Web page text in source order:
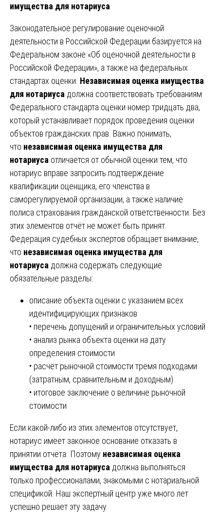
имущества для нотариуса
Законодательное регулирование оценочной
деятельности в Российской Федерации базируется на
Федеральном законе «Об оценочной деятельности в
Российской Федерации», а также на федеральных
стандартах оценки. Независимая оценка имущества
для нотариуса должна соответствовать требованиям
Федерального стандарта оценки номер тридцать два,
который устанавливает порядок проведения оценки
объектов гражданских прав. Важно понимать,
что независимая оценка имущества для
нотариуса отличается от обычной оценки тем, что
нотариус вправе запросить подтверждение
квалификации оценщика, его членства в
саморегулируемой организации, а также наличие
полиса страхования гражданской ответственности. Без
этих элементов отчёт не может быть принят.
Федерация судебных экспертов обращает внимание,
что независимая оценка имущества для
нотариуса должна содержать следующие
обязательные разделы:
описание объекта оценки с указанием всех
идентифицирующих признаков
• перечень допущений и ограничительных условий
• анализ рынка объекта оценки на дату
определения стоимости
• расчёт рыночной стоимости тремя подходами
(затратным, сравнительным и доходным)
• итоговое заключение о величине рыночной
стоимости
Если какой-либо из этих элементов отсутствует,
нотариус имеет законное основание отказать в
принятии отчёта. Поэтому независимая оценка
имущества для нотариуса должна выполняться
только профессионалами, знакомыми с нотариальной
спецификой. Наш экспертный центр уже много лет
успешно решает эту задачу.